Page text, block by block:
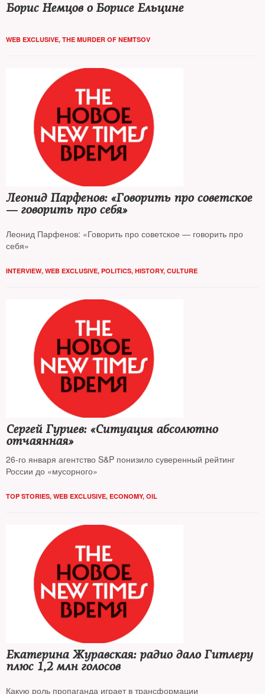
Бoрис Немцов о Борисе Ельцине
WEB EXCLUSIVE, THE MURDER OF NEMTSOV
Леонид Парфенов: «Говорить про советское
— говорить про себя»
Леонид Парфенов: «Говорить про советское — говорить про
себя»
INTERVIEW, WEB EXCLUSIVE, POLITICS, HISTORY, CULTURE
Сергей Гуриев: «Ситуация абсолютно
отчаянная»
26-го января агентство S&P понизило суверенный рейтинг
России до «мусорного»
TOP STORIES, WEB EXCLUSIVE, ECONOMY, OIL
Екатерина Журавская: радио дало Гитлеру
плюс 1,2 млн голосов
Какую роль пропаганда играет в трансформации